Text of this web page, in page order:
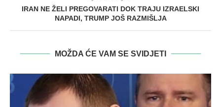
IRAN NE ŽELI PREGOVARATI DOK TRAJU IZRAELSKI
NAPADI, TRUMP JOŠ RAZMIŠLJA
MOŽDA ĆE VAM SE SVIDJETI